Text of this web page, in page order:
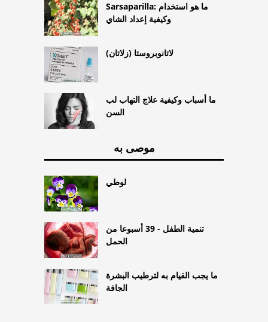
Sarsaparilla: ما هو استخدام
وكيفية إعداد الشاي
لاتانوبروستا (زلاتان)
ما أسباب وكيفية علاج التهاب لب
السن
موصى به
لوطي
تنمية الطفل - 39 أسبوعا من
الحمل
ما يجب القيام به لترطيب البشرة
الجافة